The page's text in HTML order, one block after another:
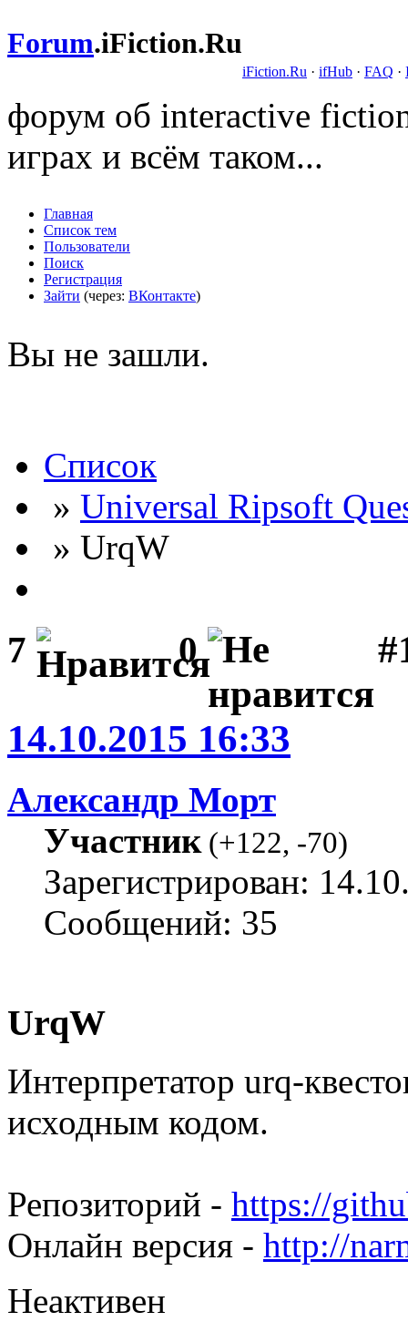
Forum.iFiction.Ru
iFiction.Ru · ifHub · FAQ ·
форум об interactive
играх и всём таком...
Главная
Список тем
Пользователи
Поиск
Регистрация
Зайти (через: ВКонтакте)
Вы не зашли.
Список
» Universal Ripsoft
» UrqW
7 0
14.10.2015 16:33
Александр Морт
Участник(+122, -70)
Зарегистрирован:
Сообщений: 35
UrqW
Интерпретатор urq-
исходным кодом.
Репозиторий - https://
Онлайн версия - http://
Неактивен